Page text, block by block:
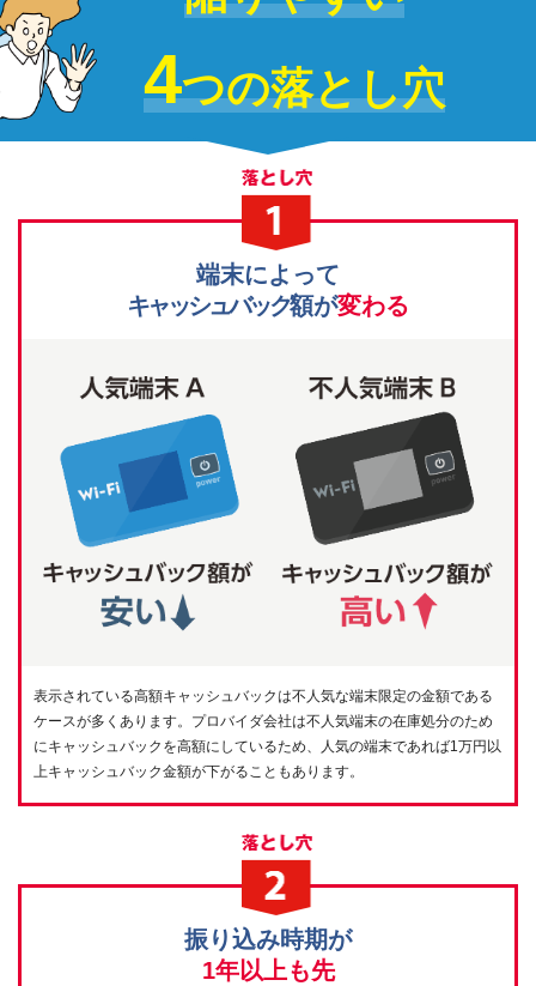
4つの落とし穴
端末によって
キャッシュバック額が変わる
表示されている高額キャッシュバックは不人気な端末限定の金額である
ケースが多くあります。プロバイダ会社は不人気端末の在庫処分のため
にキャッシュバックを高額にしているため、人気の端末であれば1万円以
上キャッシュバック金額が下がることもあります。
振り込み時期が
1年以上も先